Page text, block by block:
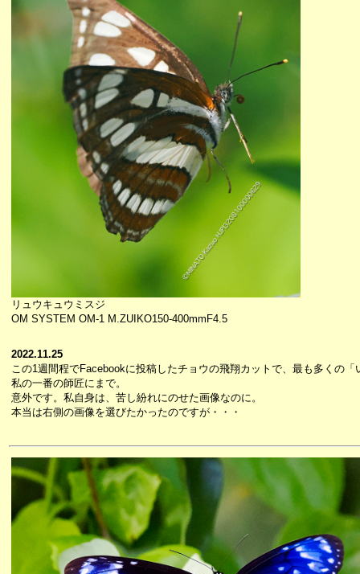
リュウキュウミスジ
OM SYSTEM OM-1 M.ZUIKO150-400mmF4.5
2022.11.25
この1週間程でFacebookに投稿したチョウの飛翔カットで、最も多くの
私の一番の師匠にまで。
意外です。私自身は、苦し紛れにのせた画像なのに。
本当は右側の画像を選びたかったのですが・・・